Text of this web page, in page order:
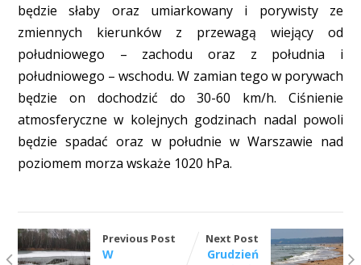
będzie słaby oraz umiarkowany i porywisty ze
zmiennych kierunków z przewagą wiejący od
południowego – zachodu oraz z południa i
południowego – wschodu. W zamian tego w porywach
będzie on dochodzić do 30-60 km/h. Ciśnienie
atmosferyczne w kolejnych godzinach nadal powoli
będzie spadać oraz w południe w Warszawie nad
poziomem morza wskaże 1020 hPa.
Previous Post
W
Next Post
Grudzień